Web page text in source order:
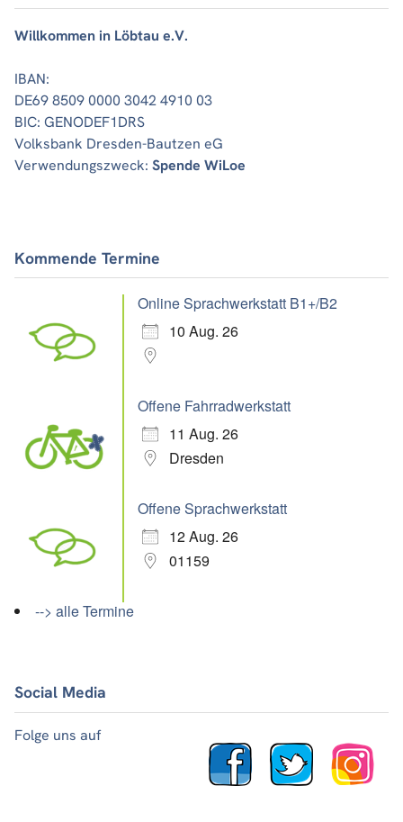
Willkommen in Löbtau e.V.
IBAN:
DE69 8509 0000 3042 4910 03
BIC: GENODEF1DRS
Volksbank Dresden-Bautzen eG
Verwendungszweck: Spende WiLoe
Kommende Termine
Online Sprachwerkstatt B1+/B2
10 Aug. 26
Offene Fahrradwerkstatt
11 Aug. 26
Dresden
Offene Sprachwerkstatt
12 Aug. 26
01159
--> alle Termine
Social Media
Folge uns auf